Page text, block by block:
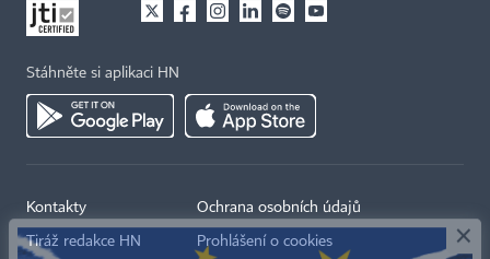
Stáhněte si aplikaci HN
Kontakty
Tiráž redakce HN
Ochrana osobních údajů
Prohlášení o cookies